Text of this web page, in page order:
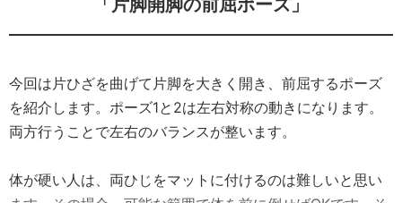
「片脚開脚の前屈ポーズ」
今回は片ひざを曲げて片脚を大きく開き、前屈するポーズ
を紹介します。ポーズ1と2は左右対称の動きになります。
両方行うことで左右のバランスが整います。
体が硬い人は、両ひじをマットに付けるのは難しいと思い